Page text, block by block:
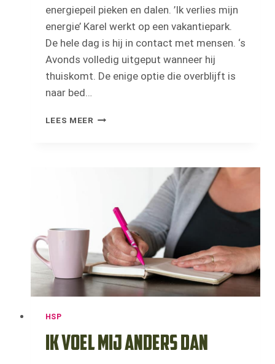
energiepeil pieken en dalen. ’Ik verlies mijn
energie’ Karel werkt op een vakantiepark.
De hele dag is hij in contact met mensen. ‘s
Avonds volledig uitgeput wanneer hij
thuiskomt. De enige optie die overblijft is
naar bed…
LEES MEER VERLIES
HOOGGEVOELIGHEID
HSP
Ik voel mij anders dan